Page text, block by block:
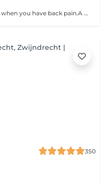
For lower back and upper back when you have back pain.A therapist uses their hands, thumbs, elbows, and feet to apply pressure and guide you through gentle, yoga-like stretches, working on the back and other major muscle groups to release tension and improve function.
350